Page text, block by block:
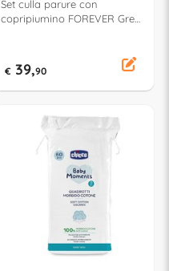
Set culla parure con
copripiumino FOREVER Grey
€ 39,90